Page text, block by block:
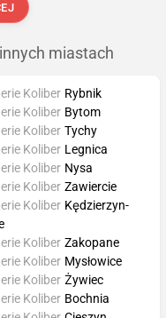
miastach
Koliber Rybnik
Koliber Bytom
Koliber Tychy
Koliber Legnica
Koliber Nysa
Koliber Zawiercie
Koliber Kędzierzyn-
Koliber Zakopane
Koliber Mysłowice
Koliber Żywiec
Koliber Bochnia